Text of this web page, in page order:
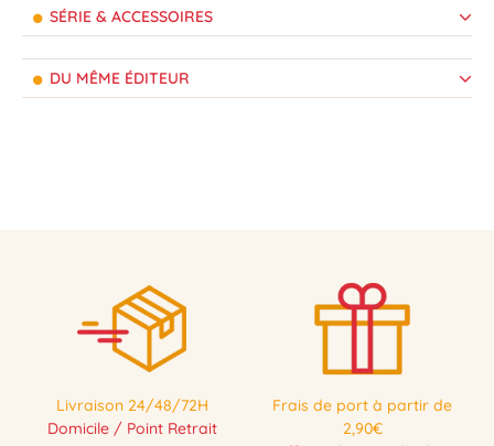
SÉRIE & ACCESSOIRES
DU MÊME ÉDITEUR
Livraison 24/48/72H
Domicile / Point Retrait
Frais de port à partir de
2,90€